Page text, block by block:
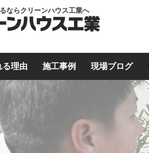
ならクリーンハウス工業へ
る理由 施工事例 現場ブログ